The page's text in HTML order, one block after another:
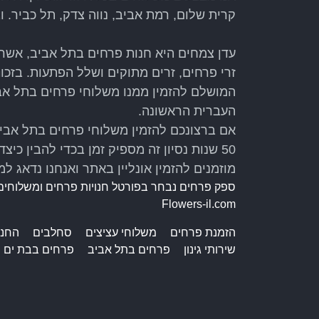
קרית שלום, רמת אביב, נווה צדק, תל כביר.
עדן צמחים היא חנות פרחים בתל אביב,
המושלם להזמין ממנו משלוחי פרחים בתל
העברית הראשונה.
אם ברצונכם להזמין משלוחי פרחים בתל
50 שנות נסיון זה מספיק זמן בכדי להבין כיצד שוזרים פרחים והופכים אותם לזרים מושלמים.
מוזמנים להזמין אונליין באתר ואנחנו
ספק פרחים נבחר בפורטל חנויות פרחים
Flowers-il.com
הזמנת פרחים משלוחי עציצים סחלבים
שירותי גינון
פרחים בתל אביב פרחים בבת ים